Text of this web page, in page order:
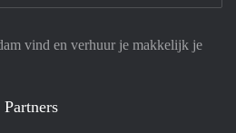
vind en verhuur je makkelijk je
Partners